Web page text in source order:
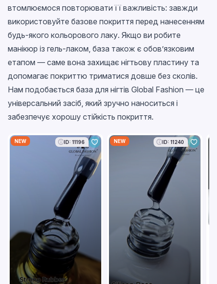
втомлюємося повторювати її важливість: завжди
використовуйте базове покриття перед нанесенням
будь-якого кольорового лаку. Якщо ви робите
манікюр із гель-лаком, база також є обов’язковим
етапом — саме вона захищає нігтьову пластину та
допомагає покриттю триматися довше без сколів.
Нам подобається база для нігтів Global Fashion — це
універсальний засіб, який зручно наноситься і
забезпечує хорошу стійкість покриття.
NEW ID: 11196 NEW ID: 11240